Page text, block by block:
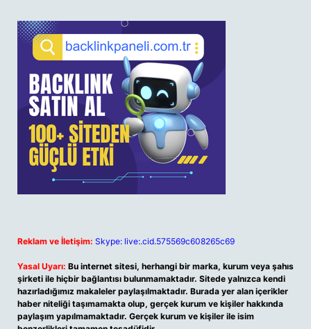
Reklam ve İletişim: Skype: live:.cid.575569c608265c69
Yasal Uyarı: Bu internet sitesi, herhangi bir marka, kurum veya şahıs
şirketi ile hiçbir bağlantısı bulunmamaktadır. Sitede yalnızca kendi
hazırladığımız makaleler paylaşılmaktadır. Burada yer alan içerikler
haber niteliği taşımamakta olup, gerçek kurum ve kişiler hakkında
paylaşım yapılmamaktadır. Gerçek kurum ve kişiler ile isim